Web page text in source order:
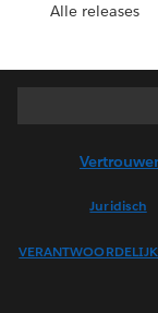
Alle releases
Juridisch